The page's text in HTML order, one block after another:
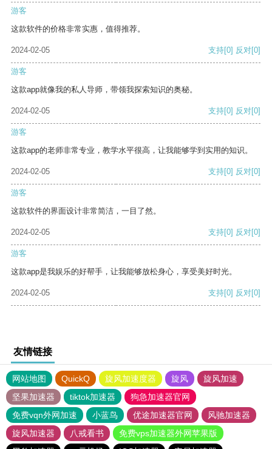
游客
这款软件的价格非常实惠，值得推荐。
2024-02-05 支持[0] 反对[0]
游客
这款app就像我的私人导师，带领我探索知识的奥秘。
2024-02-05 支持[0] 反对[0]
游客
这款app的老师非常专业，教学水平很高，让我能够学到实用的知识。
2024-02-05 支持[0] 反对[0]
游客
这款软件的界面设计非常简洁，一目了然。
2024-02-05 支持[0] 反对[0]
游客
这款app是我娱乐的好帮手，让我能够放松身心，享受美好时光。
2024-02-05 支持[0] 反对[0]
友情链接
网站地图 QuickQ 旋风加速度器 旋风
旋风加速
坚果加速器
tiktok加速器
狗急加速器官网
免费vqn外网加速
小蓝鸟 优途加速器官网
风驰加速器
旋风加速器
八戒看书
免费vps加速器外网苹果版